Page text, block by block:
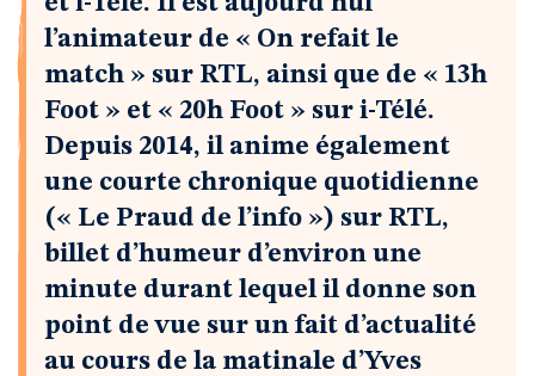
l’animateur de « On refait le
match » sur RTL, ainsi que de « 13h
Foot » et « 20h Foot » sur i-Télé.
Depuis 2014, il anime également
une courte chronique quotidienne
(« Le Praud de l’info ») sur RTL,
billet d’humeur d’environ une
minute durant lequel il donne son
point de vue sur un fait d’actualité
au cours de la matinale d’Yves